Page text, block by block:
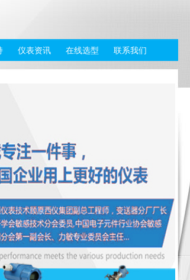
仪表资讯 在线选型 联系我们